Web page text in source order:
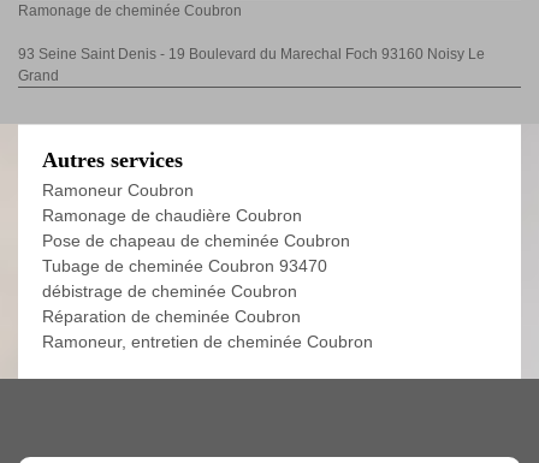
Ramonage de cheminée Coubron
93 Seine Saint Denis - 19 Boulevard du Marechal Foch 93160 Noisy Le
Grand
Autres services
Ramoneur Coubron
Ramonage de chaudière Coubron
Pose de chapeau de cheminée Coubron
Tubage de cheminée Coubron 93470
débistrage de cheminée Coubron
Réparation de cheminée Coubron
Ramoneur, entretien de cheminée Coubron